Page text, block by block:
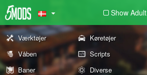
Show Adult
Værktøjer Køretøjer
Våben
Scripts
Baner
Diverse